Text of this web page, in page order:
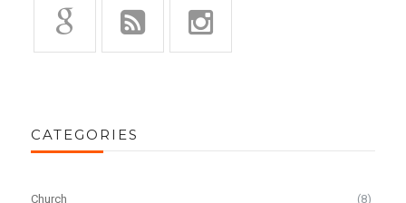
CATEGORIES
Church (8)